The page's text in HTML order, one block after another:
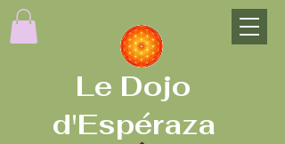
Le Dojo
d'Espéraza